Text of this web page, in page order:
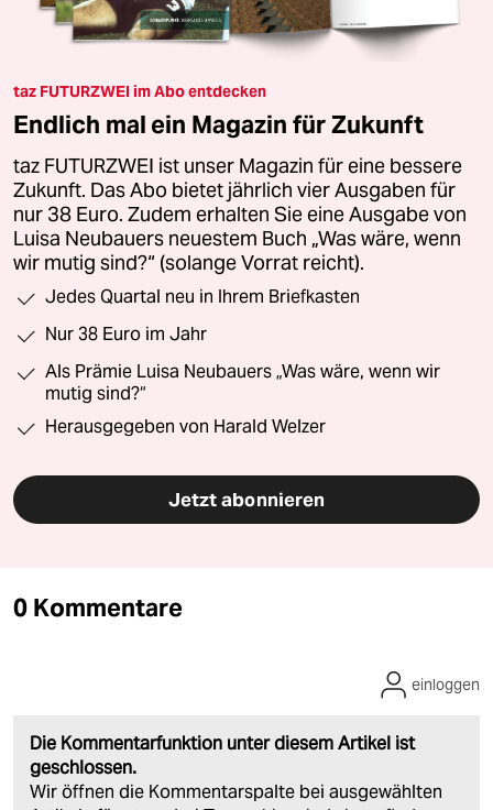
taz FUTURZWEI im Abo entdecken
Endlich mal ein Magazin für Zukunft
taz FUTURZWEI ist unser Magazin für eine bessere
Zukunft. Das Abo bietet jährlich vier Ausgaben für
nur 38 Euro. Zudem erhalten Sie eine Ausgabe von
Luisa Neubauers neuestem Buch „Was wäre, wenn
wir mutig sind?“ (solange Vorrat reicht).
Jedes Quartal neu in Ihrem Briefkasten
Nur 38 Euro im Jahr
Als Prämie Luisa Neubauers „Was wäre, wenn wir
mutig sind?“
Herausgegeben von Harald Welzer
Jetzt abonnieren
0 Kommentare
Die Kommentarfunktion unter diesem Artikel ist
geschlossen.
Wir öffnen die Kommentarspalte bei ausgewählten
einloggen